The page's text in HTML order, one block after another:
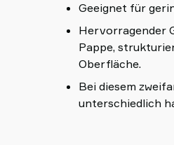
Geeignet für
Hervorragender
Pappe,
Oberfläche.
Bei diesem
unterschiedlich